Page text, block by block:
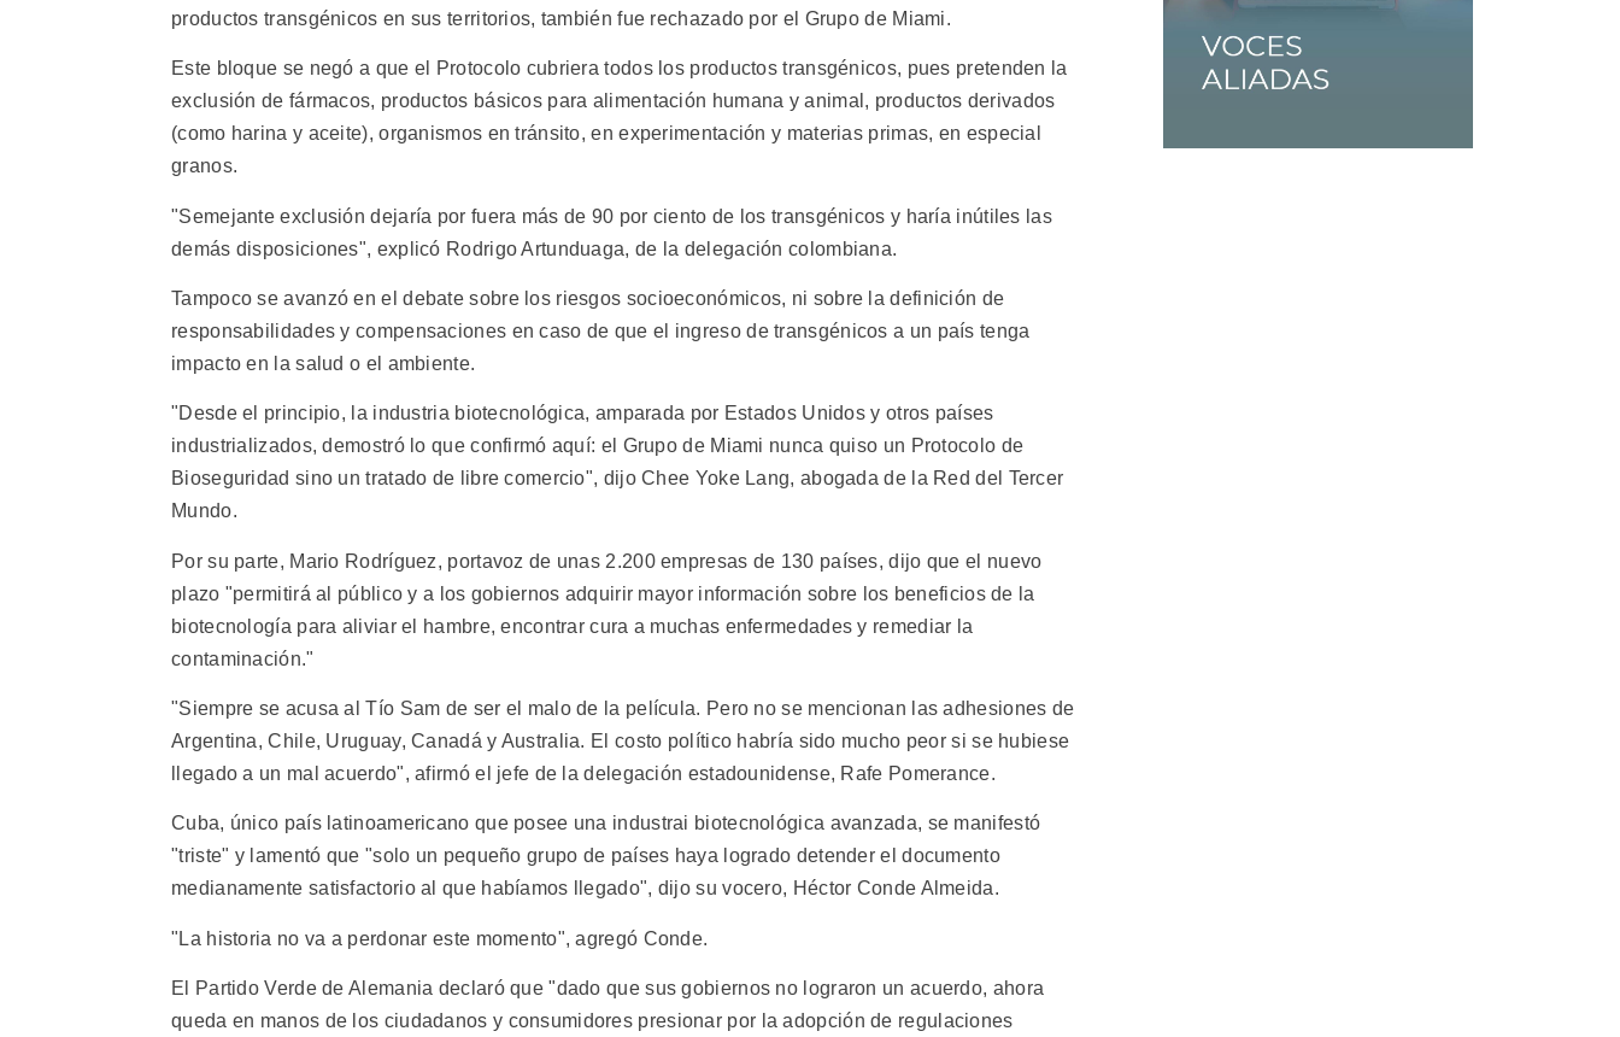
productos transgénicos en sus territorios, también fue rechazado por el Grupo de Miami.
Este bloque se negó a que el Protocolo cubriera todos los productos transgénicos, pues pretenden la
exclusión de fármacos, productos básicos para alimentación humana y animal, productos derivados
(como harina y aceite), organismos en tránsito, en experimentación y materias primas, en especial
granos.
"Semejante exclusión dejaría por fuera más de 90 por ciento de los transgénicos y haría inútiles las
demás disposiciones", explicó Rodrigo Artunduaga, de la delegación colombiana.
Tampoco se avanzó en el debate sobre los riesgos socioeconómicos, ni sobre la definición de
responsabilidades y compensaciones en caso de que el ingreso de transgénicos a un país tenga
impacto en la salud o el ambiente.
"Desde el principio, la industria biotecnológica, amparada por Estados Unidos y otros países
industrializados, demostró lo que confirmó aquí: el Grupo de Miami nunca quiso un Protocolo de
Bioseguridad sino un tratado de libre comercio", dijo Chee Yoke Lang, abogada de la Red del Tercer
Mundo.
Por su parte, Mario Rodríguez, portavoz de unas 2.200 empresas de 130 países, dijo que el nuevo
plazo "permitirá al público y a los gobiernos adquirir mayor información sobre los beneficios de la
biotecnología para aliviar el hambre, encontrar cura a muchas enfermedades y remediar la
contaminación."
"Siempre se acusa al Tío Sam de ser el malo de la película. Pero no se mencionan las adhesiones de
Argentina, Chile, Uruguay, Canadá y Australia. El costo político habría sido mucho peor si se hubiese
llegado a un mal acuerdo", afirmó el jefe de la delegación estadounidense, Rafe Pomerance.
Cuba, único país latinoamericano que posee una industrai biotecnológica avanzada, se manifestó
"triste" y lamentó que "solo un pequeño grupo de países haya logrado detender el documento
medianamente satisfactorio al que habíamos llegado", dijo su vocero, Héctor Conde Almeida.
"La historia no va a perdonar este momento", agregó Conde.
El Partido Verde de Alemania declaró que "dado que sus gobiernos no lograron un acuerdo, ahora
queda en manos de los ciudadanos y consumidores presionar por la adopción de regulaciones